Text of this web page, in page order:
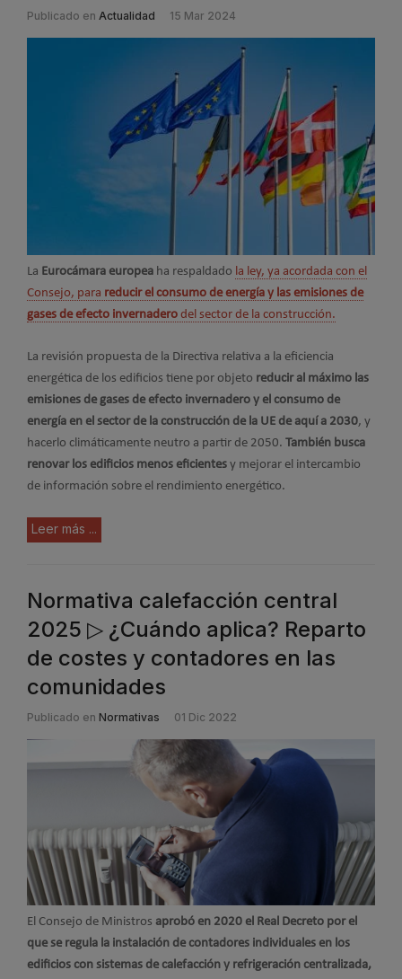
Publicado en Actualidad 15 Mar 2024
La Eurocámara europea ha respaldado la ley, ya acordada con el
Consejo, para reducir el consumo de energía y las emisiones de
gases de efecto invernadero del sector de la construcción.
La revisión propuesta de la Directiva relativa a la eficiencia
energética de los edificios tiene por objeto reducir al máximo las
emisiones de gases de efecto invernadero y el consumo de
energía en el sector de la construcción de la UE de aquí a 2030, y
hacerlo climáticamente neutro a partir de 2050. También busca
renovar los edificios menos eficientes y mejorar el intercambio
de información sobre el rendimiento energético.
Leer más ...
Normativa calefacción central
2025 ▷ ¿Cuándo aplica? Reparto
de costes y contadores en las
comunidades
Publicado en Normativas 01 Dic 2022
El Consejo de Ministros aprobó en 2020 el Real Decreto por el
que se regula la instalación de contadores individuales en los
edificios con sistemas de calefacción y refrigeración centralizada,